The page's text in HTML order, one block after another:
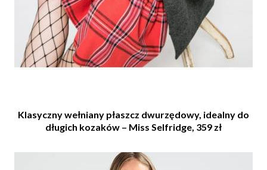
Klasyczny wełniany płaszcz dwurzędowy, idealny do
długich kozaków – Miss Selfridge, 359 zł